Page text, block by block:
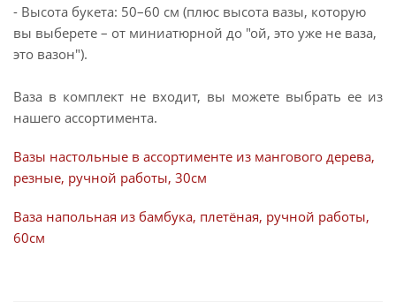
- Высота букета: 50–60 см (плюс высота вазы, которую
вы выберете – от миниатюрной до "ой, это уже не ваза,
это вазон").
Ваза в комплект не входит, вы можете выбрать ее из
нашего ассортимента.
Вазы настольные в ассортименте из мангового дерева,
резные, ручной работы, 30см
Ваза напольная из бамбука, плетёная, ручной работы,
60см